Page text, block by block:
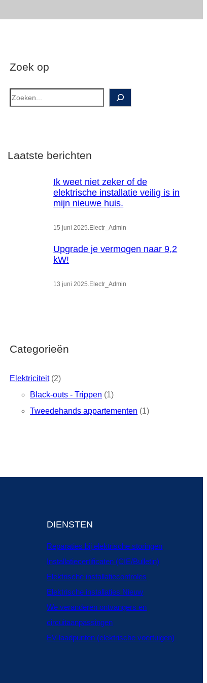
Zoek op
Z
o
p
Laatste berichten
Ik weet niet zeker of de
elektrische installatie veilig is in
mijn nieuwe huis.
15 juni 2025.Electr_Admin
Upgrade je vermogen naar 9,2
kW!
13 juni 2025.Electr_Admin
Categorieën
Elektriciteit(2)
Black-outs - Trippen (1)
Tweedehands appartementen (1)
DIENSTEN
Reparaties bij elektrische storingen
Installatiecertificaten (CIE/Bulletin)
Elektrische installatiecontroles
Elektrische installaties Nieuw
We veranderen ontvangers en
circuitaanpassingen
EV-laadpunten (elektrische voertuigen)